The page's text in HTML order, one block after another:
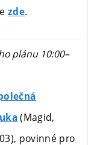
zde.
plánu 10:00–
(Magid,
povinné pro